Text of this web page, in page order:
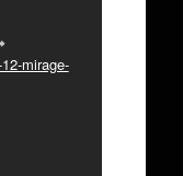
mirage-